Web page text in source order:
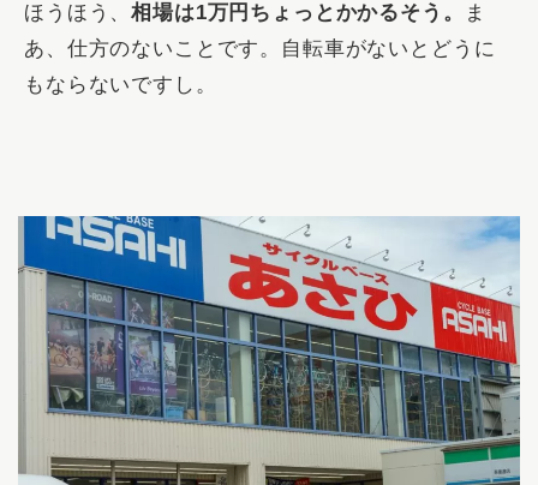
ほうほう、相場は1万円ちょっとかかるそう。
ま
あ、仕方のないことです。自転車がないとどうに
もならないですし。